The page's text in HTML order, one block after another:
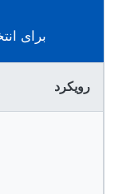
برای
رویکرد